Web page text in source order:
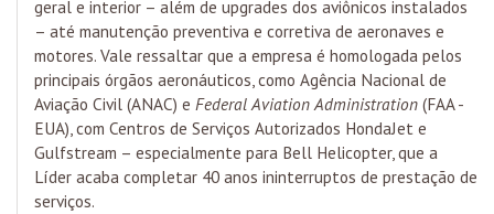
geral e interior – além de upgrades dos aviônicos instalados
– até manutenção preventiva e corretiva de aeronaves e
motores. Vale ressaltar que a empresa é homologada pelos
principais órgãos aeronáuticos, como Agência Nacional de
Aviação Civil (ANAC) e Federal Aviation Administration (FAA -
EUA), com Centros de Serviços Autorizados HondaJet e
Gulfstream – especialmente para Bell Helicopter, que a
Líder acaba completar 40 anos ininterruptos de prestação de
serviços.